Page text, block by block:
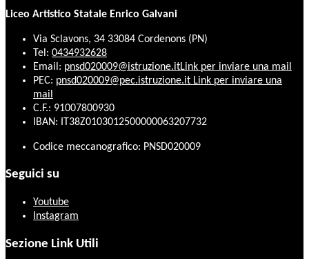
Liceo Artistico Statale Enrico Galvani
Via Sclavons, 34 33084 Cordenons (PN)
Tel: 0434932628
Email: pnsd020009@istruzione.itLink per inviare una mail
PEC: pnsd020009@pec.istruzione.it Link per inviare una
mail
C.F.: 91007800930
IBAN: IT38Z0103012500000063207732
Codice meccanografico: PNSD020009
Seguici su
Youtube
Instagram
Sezione Link Utili